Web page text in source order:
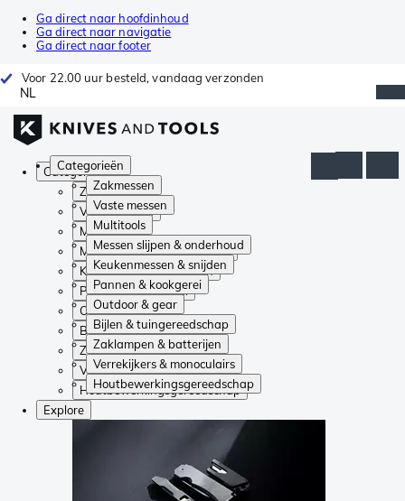
Ga direct naar hoofdinhoud
Ga direct naar navigatie
Ga direct naar footer
Voor 22.00 uur besteld, vandaag verzonden
NL
Categorieën
Zakmessen
Vaste messen
Multitools
Messen slijpen & onderhoud
Keukenmessen & snijden
Pannen & kookgerei
Outdoor & gear
Bijlen & tuingereedschap
Zaklampen & batterijen
Verrekijkers & monoculairs
Houtbewerkingsgereedschap
Categorieën
Zakmessen
Vaste messen
Multitools
Messen slijpen & onderhoud
Keukenmessen & snijden
Pannen & kookgerei
Outdoor & gear
Bijlen & tuingereedschap
Zaklampen & batterijen
Verrekijkers & monoculairs
Houtbewerkingsgereedschap
Explore